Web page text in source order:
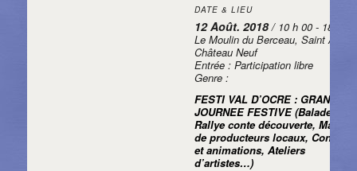
DATE & LIEU
12 Août. 2018/ 10 h 00 - 18 h 00
Le Moulin du Berceau, Saint Aubin
Château Neuf
Entrée : Participation libre
Genre :
FESTI VAL D’OCRE : GRANDE
JOURNEE FESTIVE (Balade,
Rallye conte découverte, Marché
de producteurs locaux, Concerts
et animations, Ateliers
d’artistes…)